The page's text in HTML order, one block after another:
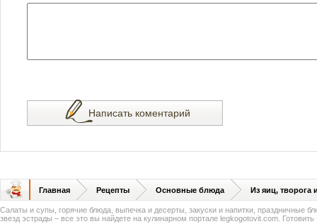
Написать коментарий
Главная Рецепты Основные блюда Из яиц, творога
Салаты и супы, горячие блюда, выпечка и десерты, закуски и напитки, праздничные
звезд эстрады – все это вы найдете на кулинарном портале legkogotovit.com. Готовить